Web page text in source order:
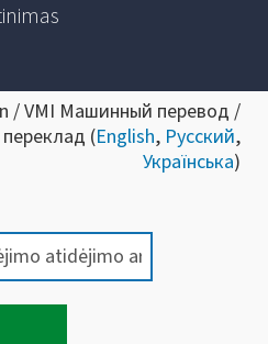
/ VMI Машинный перевод /
(English, Русский,
Українська)